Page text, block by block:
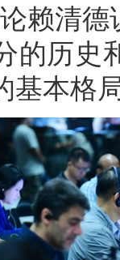
赖清
的历史
基本格